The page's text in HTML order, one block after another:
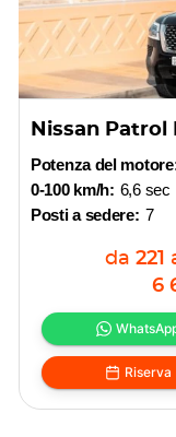
Nissan Patrol
Potenza del
0-100 km/h: 6,6 sec
Posti a sedere: 7
da 221
6
Riserva